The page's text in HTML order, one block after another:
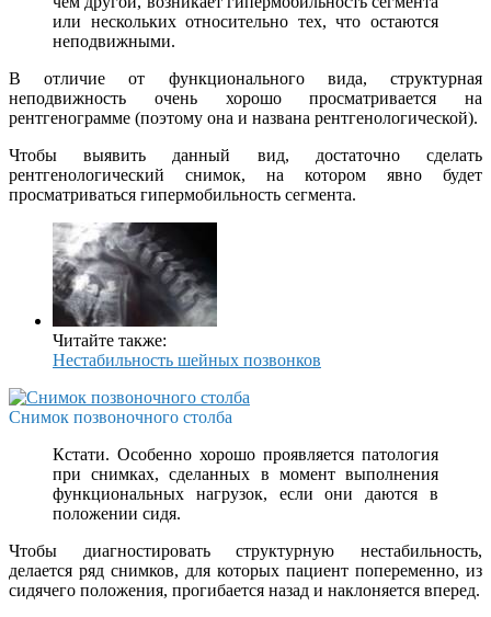
или нескольких относительно тех, что остаются
неподвижными.
В отличие от функционального вида, структурная
неподвижность очень хорошо просматривается на
рентгенограмме (поэтому она и названа рентгенологической).
Чтобы выявить данный вид, достаточно сделать
рентгенологический снимок, на котором явно будет
просматриваться гипермобильность сегмента.
Читайте также:
Нестабильность шейных позвонков
Снимок позвоночного столба
Кстати. Особенно хорошо проявляется патология
при снимках, сделанных в момент выполнения
функциональных нагрузок, если они даются в
положении сидя.
Чтобы диагностировать структурную нестабильность,
делается ряд снимков, для которых пациент попеременно, из
сидячего положения, прогибается назад и наклоняется вперед.